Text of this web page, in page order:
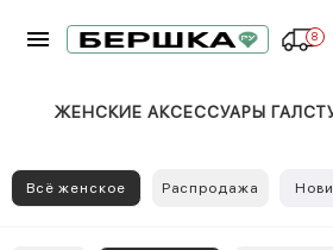
8
ЖЕНСКИЕ АКСЕССУАРЫ
Всё женское Распродажа